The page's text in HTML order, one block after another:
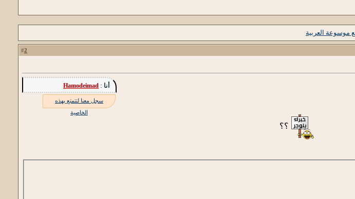
2
أنا :Hamodeimad
سجل معنا لتتمتع بهذه
الخاصية
؟؟